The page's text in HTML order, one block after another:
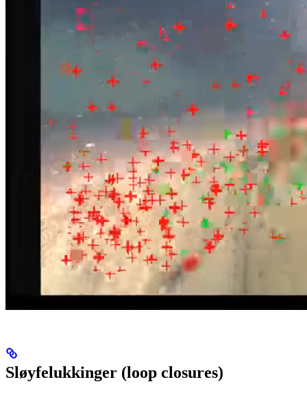
Sløyfelukkinger (loop closures)